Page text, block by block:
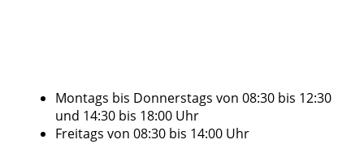
Montags bis Donnerstags von 08:30 bis 12:30
und 14:30 bis 18:00 Uhr
Freitags von 08:30 bis 14:00 Uhr